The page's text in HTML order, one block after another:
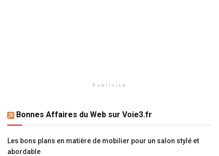
Publicité
Bonnes Affaires du Web sur Voie3.fr
Les bons plans en matière de mobilier pour un salon stylé et
abordable